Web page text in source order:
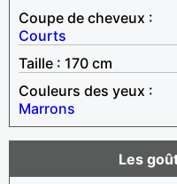
Coupe de cheveux :
Courts
Taille : 170 cm
Couleurs des yeux :
Marrons
Les